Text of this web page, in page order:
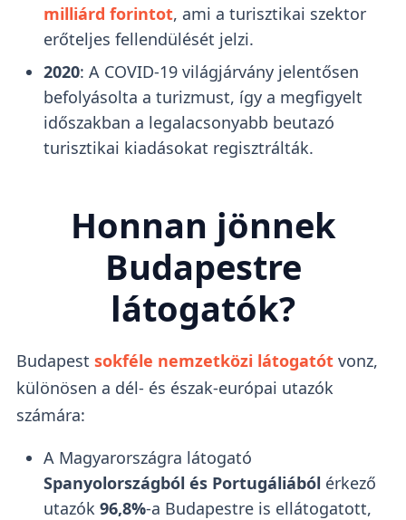
milliárd forintot, ami a turisztikai szektor
erőteljes fellendülését jelzi.
2020: A COVID-19 világjárvány jelentősen
befolyásolta a turizmust, így a megfigyelt
időszakban a legalacsonyabb beutazó
turisztikai kiadásokat regisztrálták.
Honnan jönnek
Budapestre
látogatók?
Budapest sokféle nemzetközi látogatótvonz,
különösen a dél- és észak-európai utazók
számára:
A Magyarországra látogató
Spanyolországból és Portugáliából érkező
utazók 96,8%-a Budapestre is ellátogatott,